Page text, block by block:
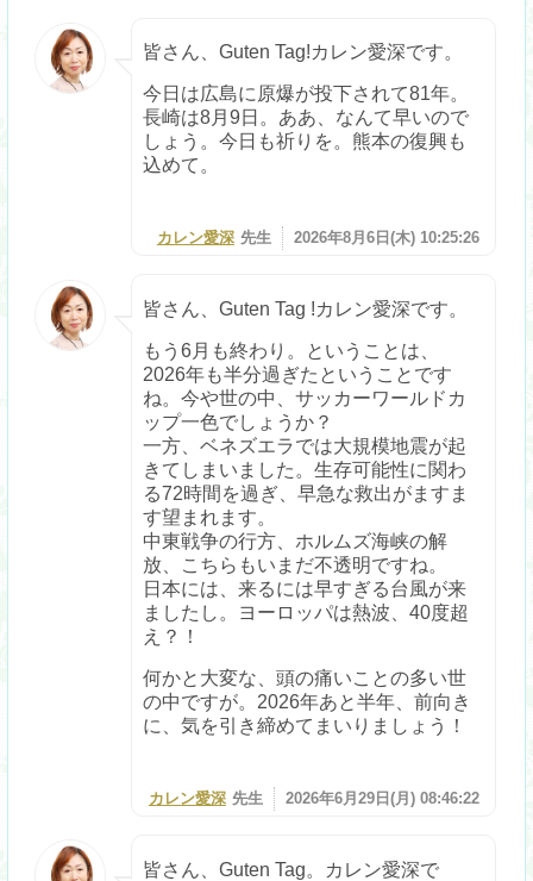
皆さん、Guten Tag!カレン愛深です。
今日は広島に原爆が投下されて81年。
長崎は8月9日。ああ、なんて早いので
しょう。今日も祈りを。熊本の復興も
込めて。
カレン愛深 先生 2026年8月6日(木) 10:25:26
皆さん、Guten Tag !カレン愛深です。
もう6月も終わり。ということは、
2026年も半分過ぎたということです
ね。今や世の中、サッカーワールドカ
ップ一色でしょうか？
一方、ベネズエラでは大規模地震が起
きてしまいました。生存可能性に関わ
る72時間を過ぎ、早急な救出がますま
す望まれます。
中東戦争の行方、ホルムズ海峡の解
放、こちらもいまだ不透明ですね。
日本には、来るには早すぎる台風が来
ましたし。ヨーロッパは熱波、40度超
え？！
何かと大変な、頭の痛いことの多い世
の中ですが。2026年あと半年、前向き
に、気を引き締めてまいりましょう！
カレン愛深 先生 2026年6月29日(月) 08:46:22
皆さん、Guten Tag。カレン愛深で